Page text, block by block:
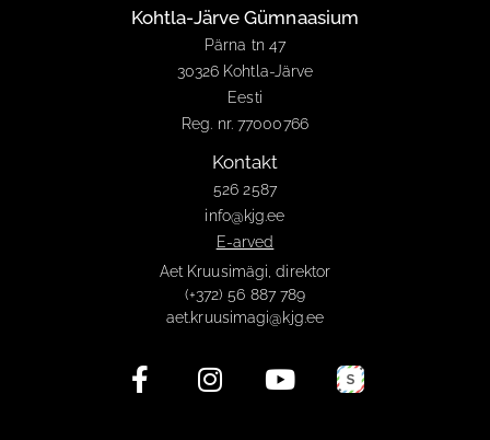
Kohtla-Järve Gümnaasium
Pärna tn 47
30326 Kohtla-Järve
Eesti
Reg. nr. 77000766
Kontakt
526 2587
info@kjg.ee
E-arved
Aet Kruusimägi, direktor
(+372) 56 887 789
aet.kruusimagi@kjg.ee